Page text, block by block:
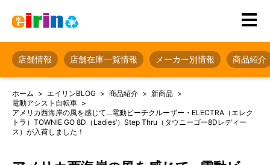
店舗情報 店舗在庫一覧情報 メーカー別情報 商品紹介
ホーム エイリンBLOG 商品紹介
新商品
電動アシスト自転車
アメリカ西海岸の風を感じて…電動ビーチクルーザー・ELECTRA（エレク
トラ）TOWNIE GO 8D（Ladies’）Step Thru（タウニーゴー8Dレディー
ス）が入荷しました！